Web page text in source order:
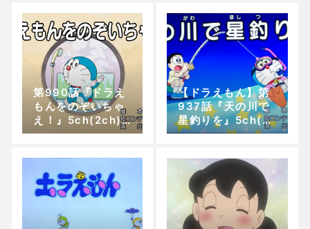
Powered by livedoor 相互RSS
第990話『ドラえ
もんをのぞいちゃ
え！』5ch(2ch)
の実況、ツッコ
メドラえもん】
【ドラえもん】第
937話『天の川で
星釣りを』5ch(2c
h)の実況、ツッコ